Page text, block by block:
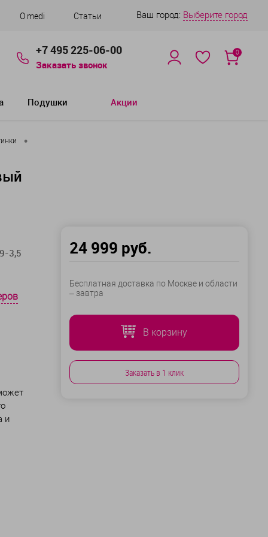
О medi Статьи Ваш город: Выберите город
+7 495 225-06-00
Заказать звонок
0
Подушки Акции
•
3,5
и
24 999 руб.
Бесплатная доставка по Москве и области
– завтра
В корзину
Заказать в 1 клик